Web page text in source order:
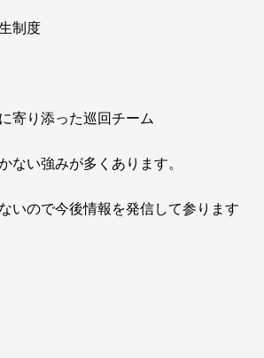
制度
寄り添った巡回チーム
ない強みが多くあります。
いので今後情報を発信して参ります